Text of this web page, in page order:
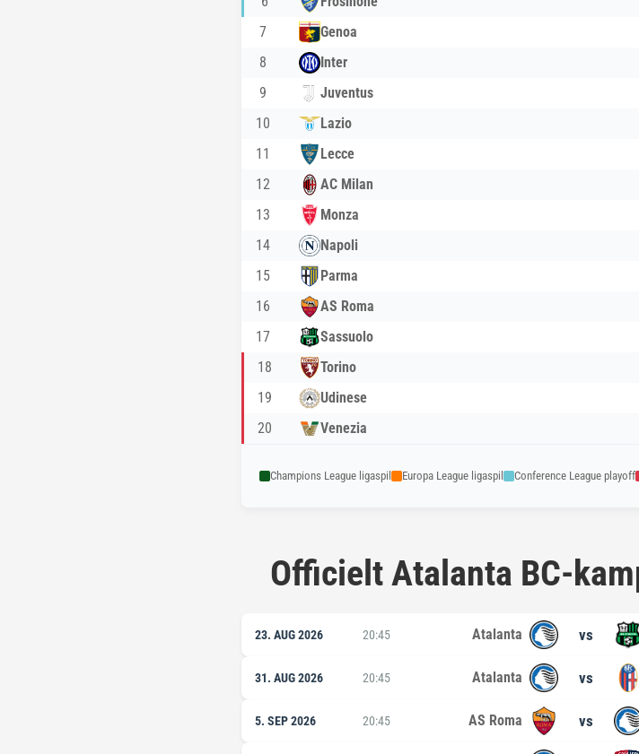
7
Genoa
8
Inter
9
Juventus
10
Lazio
11
Lecce
12
AC Milan
13
Monza
14
Napoli
15
Parma
16
AS Roma
17
Sassuolo
18
Torino
19
Udinese
20
Venezia
Champions League ligaspil Europa League ligaspil Conference League playoff
Officielt Atalanta BC-
23. AUG 2026 20:45 Atalanta vs
31. AUG 2026 20:45 Atalanta vs
5. SEP 2026 20:45 AS Roma vs